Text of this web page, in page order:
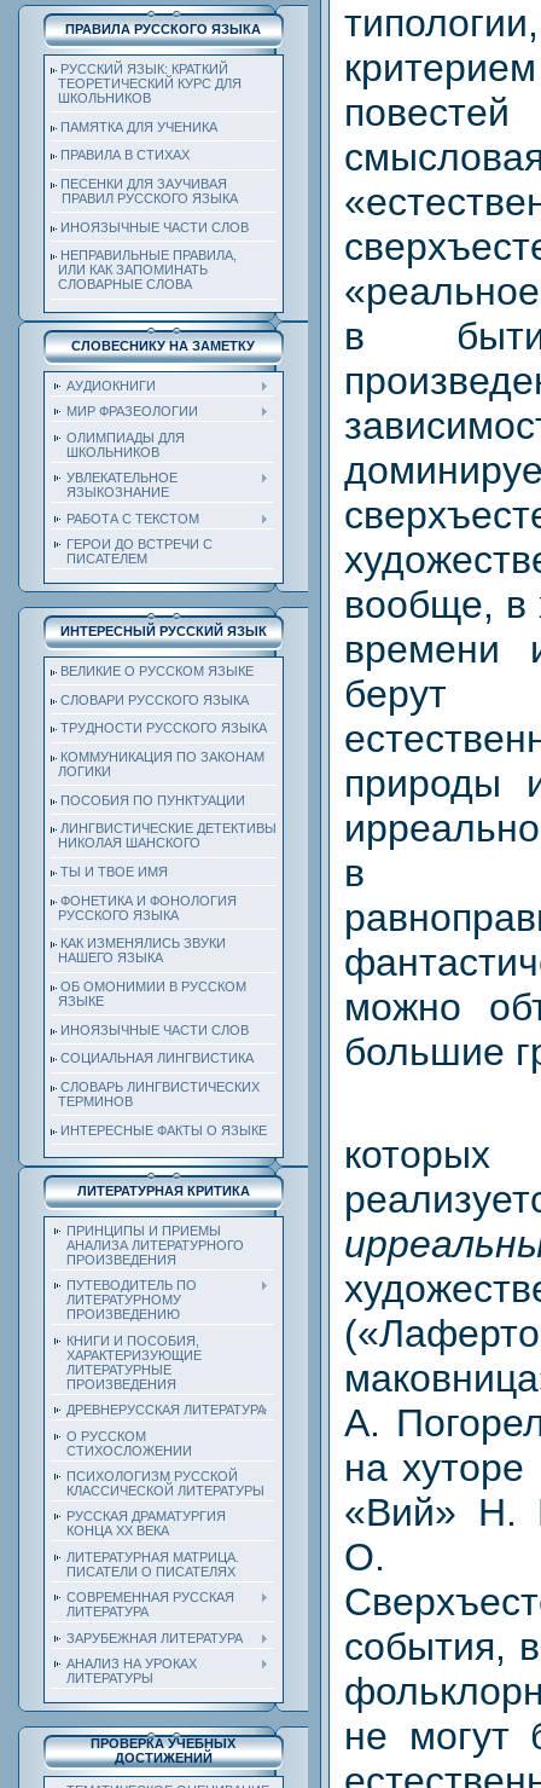
ПРАВИЛА РУССКОГО ЯЗЫКА
РУССКИЙ ЯЗЫК: КРАТКИЙ
ТЕОРЕТИЧЕСКИЙ КУРС ДЛЯ
ШКОЛЬНИКОВ
ПАМЯТКА ДЛЯ УЧЕНИКА
ПРАВИЛА В СТИХАХ
ПЕСЕНКИ ДЛЯ ЗАУЧИВАЯ
ПРАВИЛ РУССКОГО ЯЗЫКА
ИНОЯЗЫЧНЫЕ ЧАСТИ СЛОВ
НЕПРАВИЛЬНЫЕ ПРАВИЛА,
ИЛИ КАК ЗАПОМИНАТЬ
СЛОВАРНЫЕ СЛОВА
СЛОВЕСНИКУ НА ЗАМЕТКУ
АУДИОКНИГИ
МИР ФРАЗЕОЛОГИИ
ОЛИМПИАДЫ ДЛЯ
ШКОЛЬНИКОВ
УВЛЕКАТЕЛЬНОЕ
ЯЗЫКОЗНАНИЕ
РАБОТА С ТЕКСТОМ
ГЕРОИ ДО ВСТРЕЧИ С
ПИСАТЕЛЕМ
ИНТЕРЕСНЫЙ РУССКИЙ ЯЗЫК
ВЕЛИКИЕ О РУССКОМ ЯЗЫКЕ
СЛОВАРИ РУССКОГО ЯЗЫКА
ТРУДНОСТИ РУССКОГО ЯЗЫКА
КОММУНИКАЦИЯ ПО ЗАКОНАМ
ЛОГИКИ
ПОСОБИЯ ПО ПУНКТУАЦИИ
ЛИНГВИСТИЧЕСКИЕ ДЕТЕКТИВЫ
НИКОЛАЯ ШАНСКОГО
ТЫ И ТВОЕ ИМЯ
ФОНЕТИКА И ФОНОЛОГИЯ
РУССКОГО ЯЗЫКА
КАК ИЗМЕНЯЛИСЬ ЗВУКИ
НАШЕГО ЯЗЫКА
ОБ ОМОНИМИИ В РУССКОМ
ЯЗЫКЕ
ИНОЯЗЫЧНЫЕ ЧАСТИ СЛОВ
СОЦИАЛЬНАЯ ЛИНГВИСТИКА
СЛОВАРЬ ЛИНГВИСТИЧЕСКИХ
ТЕРМИНОВ
ИНТЕРЕСНЫЕ ФАКТЫ О ЯЗЫКЕ
ЛИТЕРАТУРНАЯ КРИТИКА
ПРИНЦИПЫ И ПРИЕМЫ
АНАЛИЗА ЛИТЕРАТУРНОГО
ПРОИЗВЕДЕНИЯ
ПУТЕВОДИТЕЛЬ ПО
ЛИТЕРАТУРНОМУ
ПРОИЗВЕДЕНИЮ
КНИГИ И ПОСОБИЯ,
ХАРАКТЕРИЗУЮЩИЕ
ЛИТЕРАТУРНЫЕ
ПРОИЗВЕДЕНИЯ
ДРЕВНЕРУССКАЯ ЛИТЕРАТУРА
О РУССКОМ
СТИХОСЛОЖЕНИИ
ПСИХОЛОГИЗМ РУССКОЙ
КЛАССИЧЕСКОЙ ЛИТЕРАТУРЫ
РУССКАЯ ДРАМАТУРГИЯ
КОНЦА ХХ ВЕКА
ЛИТЕРАТУРНАЯ МАТРИЦА.
ПИСАТЕЛИ О ПИСАТЕЛЯХ
СОВРЕМЕННАЯ РУССКАЯ
ЛИТЕРАТУРА
ЗАРУБЕЖНАЯ ЛИТЕРАТУРА
АНАЛИЗ НА УРОКАХ
ЛИТЕРАТУРЫ
ПРОВЕРКА УЧЕБНЫХ
ДОСТИЖЕНИЙ
в
вообще, в
времени
природы
в
можно
большие
которых
А.
на хуторе
«Вий» Н.
О.
события,
не могут